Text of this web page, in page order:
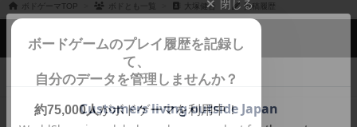
ボドゲーマTOP ボドとも一覧 大塚健吾 投稿履歴
閉じる
ボードゲームのプレイ履歴を記録し
て、
自分のデータを管理しませんか？
約75,000人がボドゲーマを利用中！
ボドゲーマTOP
ボードゲームを検索する
ボードゲームの新着レビュー